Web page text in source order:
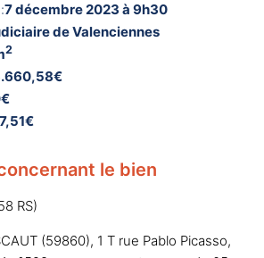
7 décembre 2023 à 9h30
de Valenciennes
2
le bien
RS)
(59860), 1 T rue Pablo Picasso,